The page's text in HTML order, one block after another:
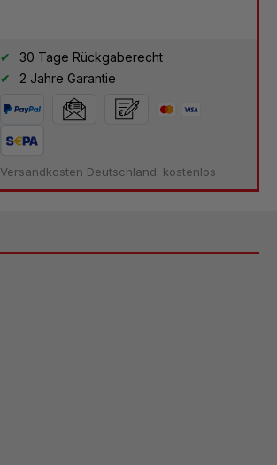
30 Tage Rückgaberecht
2 Jahre Garantie
Versandkosten Deutschland: kostenlos